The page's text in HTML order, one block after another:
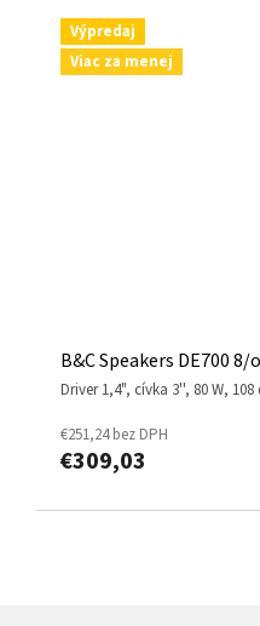
Výpredaj
Viac za menej
B&C Speakers DE700 8/
driver 1,4", cívka 3'', 80 W,
€251,24 bez DPH
€309,03